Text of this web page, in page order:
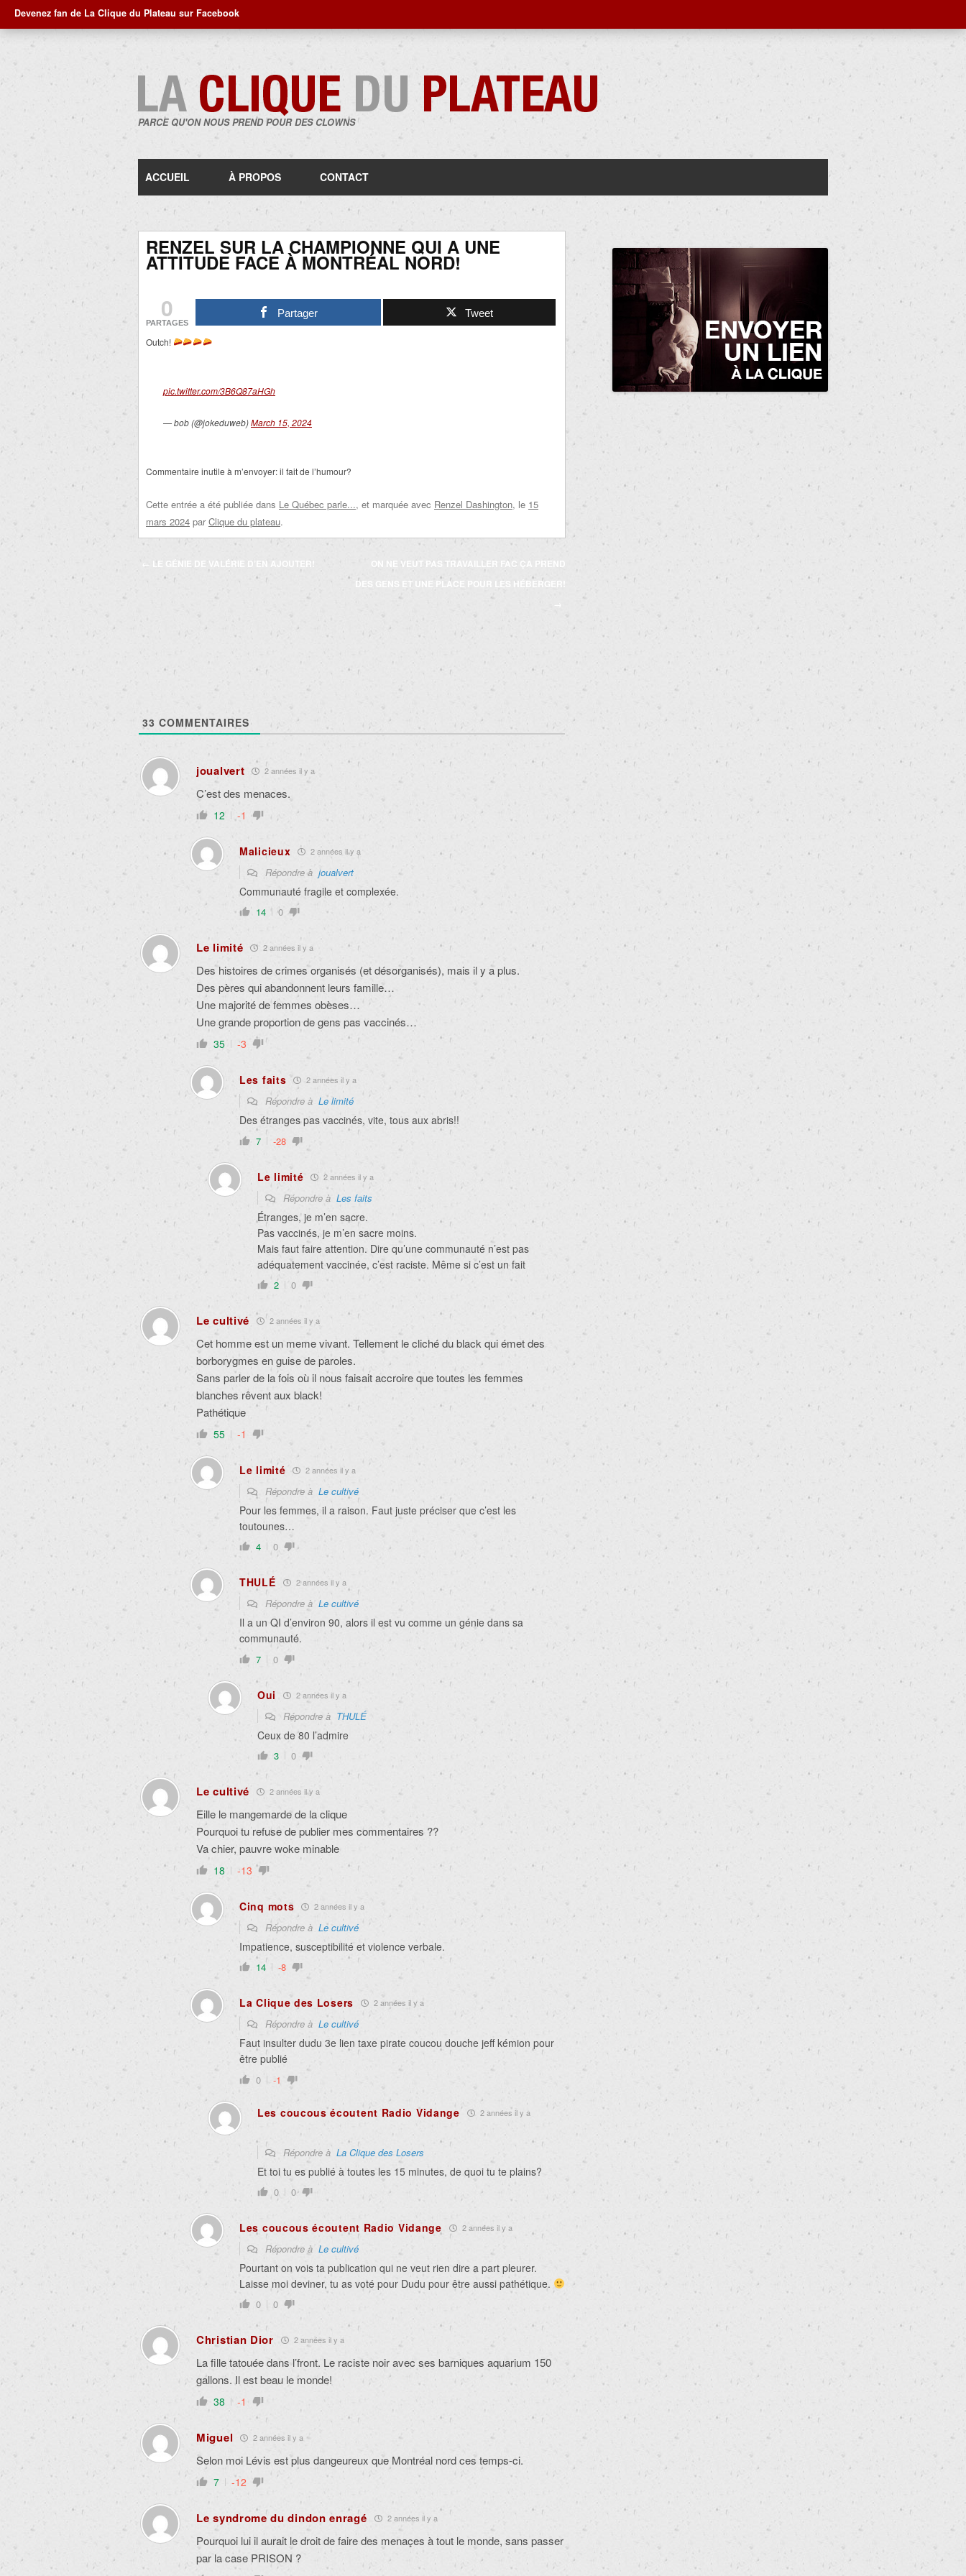
Devenez fan de La Clique du Plateau sur Facebook
PARCE QU'ON NOUS PREND POUR DES CLOWNS
au
ACCUEIL À PROPOS CONTACT
RENZEL SUR LA CHAMPIONNE QUI A UNE
ATTITUDE FACE À MONTRÉAL NORD!
0
PARTAGES
Partager Tweet
Outch!
pic.twitter.com/3B6Q87aHGh
— bob (@jokeduweb)March 15, 2024
Commentaire inutile à m’envoyer:il fait de l’humour?
Cette entrée a été publiée dans Le Québec parle..., et marquée avec Renzel Dashington, le 15
mars 2024 par Clique du plateau.
Navigation
des
← LE GÉNIE DE VALÉRIE D’EN AJOUTER!
ON NE VEUT PAS TRAVAILLER FAC ÇA PREND
DES GENS ET UNE PLACE POUR LES HÉBERGER!
→
33 COMMENTAIRES
joualvert 2 années il y a
C’est des menaces.
12 -1
Malicieux 2 années il y a
Répondre à joualvert
Communauté fragile et complexée.
14 0
Le limité 2 années il y a
Des histoires de crimes organisés (et désorganisés), mais il y a plus.
Des pères qui abandonnent leurs famille…
Une majorité de femmes obèses…
Une grande proportion de gens pas vaccinés…
35 -3
Les faits 2 années il y a
Répondre à Le limité
Des étranges pas vaccinés, vite, tous aux abris!!
7 -28
Le limité 2 années il y a
Répondre à Les faits
Étranges, je m’en sacre.
Pas vaccinés, je m’en sacre moins.
Mais faut faire attention. Dire qu’une communauté n’est pas
adéquatement vaccinée, c’est raciste. Même si c’est un fait
2 0
Le cultivé 2 années il y a
Cet homme est un meme vivant. Tellement le cliché du black qui émet des
borborygmes en guise de paroles.
Sans parler de la fois où il nous faisait accroire que toutes les femmes
blanches rêvent aux black!
Pathétique
55 -1
Le limité 2 années il y a
Répondre à Le cultivé
Pour les femmes, il a raison. Faut juste préciser que c’est les
toutounes…
4 0
THULÉ 2 années il y a
Répondre à Le cultivé
Il a un QI d’environ 90, alors il est vu comme un génie dans sa
communauté.
7 0
Oui 2 années il y a
Répondre à THULÉ
Ceux de 80 l’admire
3 0
Le cultivé 2 années il y a
Eille le mangemarde de la clique
Pourquoi tu refuse de publier mes commentaires ??
Va chier, pauvre woke minable
18 -13
Cinq mots 2 années il y a
Répondre à Le cultivé
Impatience, susceptibilité et violence verbale.
14 -8
La Clique des Losers 2 années il y a
Répondre à Le cultivé
Faut insulter dudu 3e lien taxe pirate coucou douche jeff kémion pour
être publié
0 -1
Les coucous écoutent Radio Vidange 2 années il y a
Répondre à La Clique des Losers
Et toi tu es publié à toutes les 15 minutes, de quoi tu te plains?
0 0
Les coucous écoutent Radio Vidange 2 années il y a
Répondre à Le cultivé
Pourtant on vois ta publication qui ne veut rien dire a part pleurer.
Laisse moi deviner, tu as voté pour Dudu pour être aussi pathétique.
0 0
Christian Dior 2 années il y a
La fille tatouée dans l’front. Le raciste noir avec ses barniques aquarium 150
gallons. Il est beau le monde!
38 -1
Miguel 2 années il y a
Selon moi Lévis est plus dangeureux que Montréal nord ces temps-ci.
7 -12
Le syndrome du dindon enragé 2 années il y a
Pourquoi lui il aurait le droit de faire des menaçes à tout le monde, sans passer
par la case PRISON ?